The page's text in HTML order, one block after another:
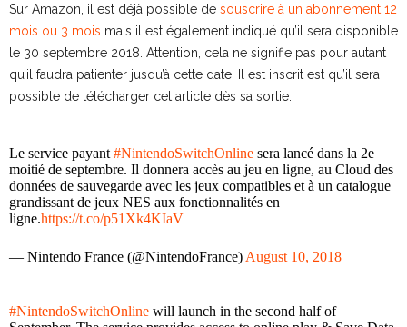
Sur Amazon, il est déjà possible de souscrire à un abonnement 12
mois ou 3 mois mais il est également indiqué qu’il sera disponible
le 30 septembre 2018. Attention, cela ne signifie pas pour autant
qu’il faudra patienter jusqu’à cette date. Il est inscrit est qu’il sera
possible de télécharger cet article dès sa sortie.
Le service payant #NintendoSwitchOnline sera lancé dans la 2e
moitié de septembre. Il donnera accès au jeu en ligne, au Cloud des
données de sauvegarde avec les jeux compatibles et à un catalogue
grandissant de jeux NES aux fonctionnalités en
ligne.https://t.co/p51Xk4KIaV
— Nintendo France (@NintendoFrance) August 10, 2018
#NintendoSwitchOnline will launch in the second half of